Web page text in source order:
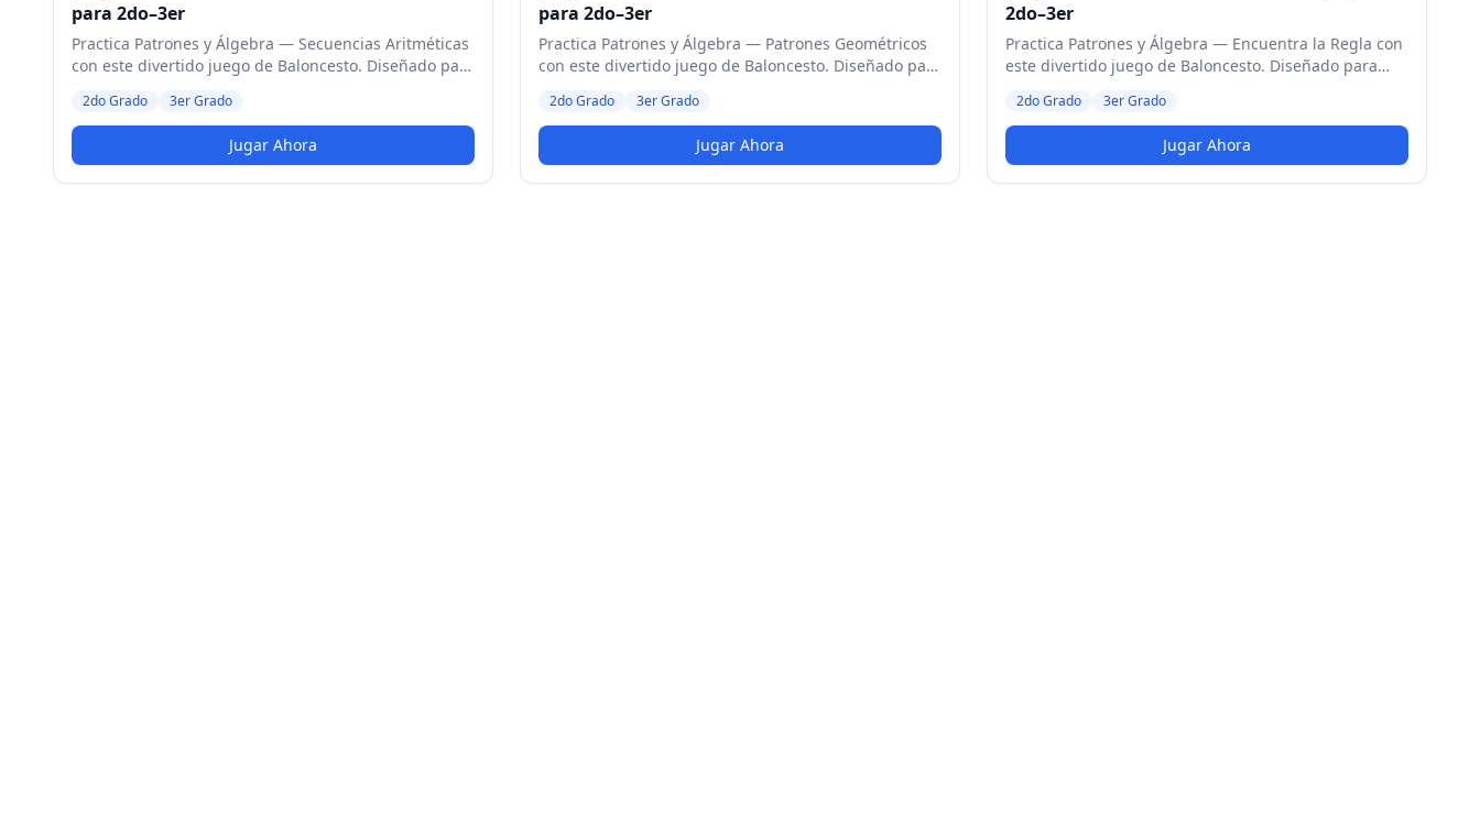
para 2do–3er
Practica Patrones y Álgebra — Secuencias Aritméticas
con este divertido juego de Baloncesto. Diseñado para
2do Grado 3er Grado
Jugar Ahora
para 2do–3er
Practica Patrones y Álgebra — Patrones Geométricos
con este divertido juego de Baloncesto. Diseñado para
2do Grado 3er Grado
Jugar Ahora
2do–3er
Practica Patrones y Álgebra — Encuentra la Regla con
este divertido juego de Baloncesto. Diseñado para
2do Grado 3er Grado
Jugar Ahora